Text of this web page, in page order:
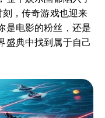
刻，传奇游戏也迎来
是电影的粉丝，还是
盛典中找到属于自己